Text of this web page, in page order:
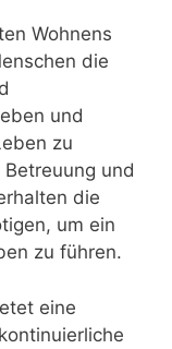
Wohnens
die
und
zu
und
die
um ein
zu führen.
eine